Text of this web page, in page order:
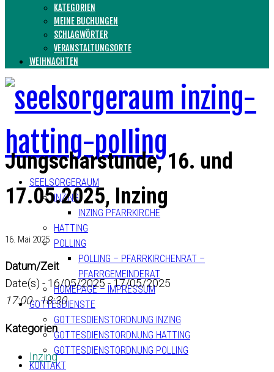
KATEGORIEN
MEINE BUCHUNGEN
SCHLAGWÖRTER
VERANSTALTUNGSORTE
WEIHNACHTEN
SEELSORGERAUM
INZING
INZING PFARRKIRCHE
HATTING
POLLING
POLLING – PFARRKIRCHENRAT –
PFARRGEMEINDERAT
HOMEPAGE – IMPRESSUM
GOTTESDIENSTE
GOTTESDIENSTORDNUNG INZING
GOTTESDIENSTORDNUNG HATTING
GOTTESDIENSTORDNUNG POLLING
KONTAKT
Jungscharstunde, 16. und
17.05.2025, Inzing
16. Mai 2025
Datum/Zeit
Date(s) - 16/05/2025 - 17/05/2025
17:00 - 18:30
Kategorien
Inzing